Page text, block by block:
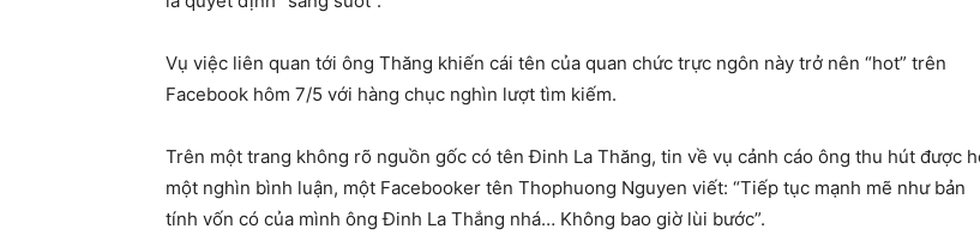
Vụ việc liên quan tới ông Thăng khiến cái tên của quan chức trực ngôn này trở nên “hot” trên
Facebook hôm 7/5 với hàng chục nghìn lượt tìm kiếm.
Trên một trang không rõ nguồn gốc có tên Đinh La Thăng, tin về vụ cảnh cáo ông thu hút được
một nghìn bình luận, một Facebooker tên Thophuong Nguyen viết: “Tiếp tục mạnh mẽ như bản
tính vốn có của mình ông Đinh La Thắng nhá… Không bao giờ lùi bước”.